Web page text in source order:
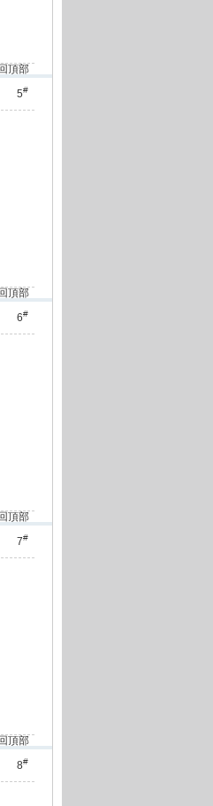
頂部
5#
頂部
6#
頂部
7#
頂部
8#